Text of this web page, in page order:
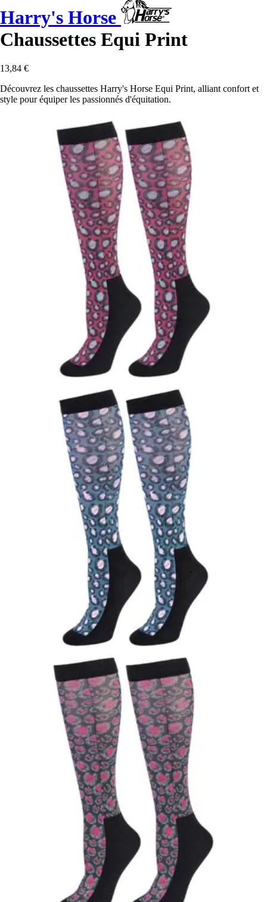
Harry's Horse
Chaussettes Equi Print
13,84 €
Découvrez les chaussettes Harry's Horse Equi Print, alliant confort et
style pour équiper les passionnés d'équitation.